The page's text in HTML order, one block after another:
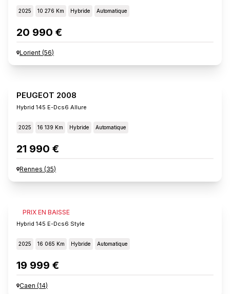
2025 10 276 Km Hybride Automatique
20 990 €
Lorient (56)
PEUGEOT 2008
Hybrid 145 E-Dcs6 Allure
2025 16 139 Km Hybride Automatique
21 990 €
Rennes (35)
PRIX EN BAISSE
PEUGEOT 2008
Hybrid 145 E-Dcs6 Style
2025 16 065 Km Hybride Automatique
19 999 €
Caen (14)